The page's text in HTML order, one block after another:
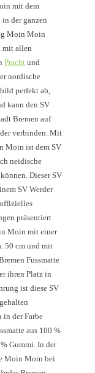
mit dem
der ganzen
Moin Moin
mit allen
Pracht und
nordische
perfekt ab,
kann den SV
Bremen auf
verbinden. Mit
Moin ist dem SV
neidische
Dieser SV
SV Werder
präsentiert
Moin mit einer
50 cm und mit
Fussmatte
ihren Platz in
ist diese SV
in der Farbe
aus 100 %
Gummi. In der
Moin Moin bei